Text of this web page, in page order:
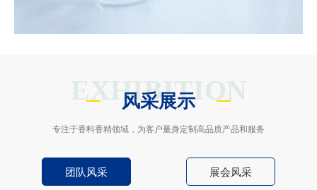
EXHIBITION
风采展示
专注于香料香精领域，为客户量身定制高品质产品和服务
团队风采 展会风采